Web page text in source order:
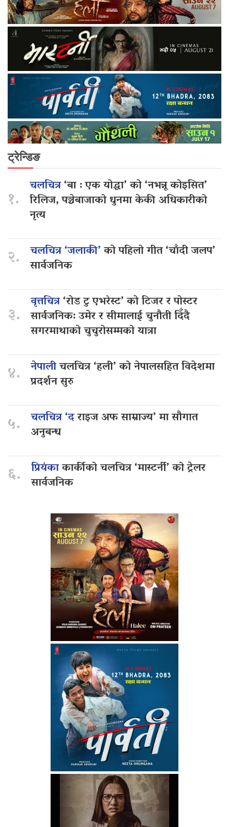
ट्रेन्डिङ
१.
चलचित्र‘बा : एक योद्धा’ को ‘नभन्नू कोइसित’
रिलिज, पञ्चेबाजाको धुनमा केकी अधिकारीको
नृत्य
२. चलचित्र ‘जलाकी’को पहिलो गीत ‘चाँदी जलप’
सार्वजनिक
३.
वृत्तचित्र‘रोड टु एभरेस्ट’ को टिजर र पोस्टर
सार्वजनिक: उमेर र सीमालाई चुनौती दिँदै
सगरमाथाको चुचुरोसम्मको यात्रा
४. नेपालीचलचित्र ‘हली’ को नेपालसहित विदेशमा
प्रदर्शन सुरु
५. चलचित्र ‘दराइज अफ साम्राज्य’ मा सौगात
अनुबन्ध
६. प्रियंकाकार्कीको चलचित्र ‘मास्टर्नी’ को ट्रेलर
सार्वजनिक